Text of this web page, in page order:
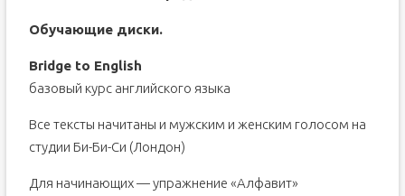
Обучающие диски.
Bridge to English
базовый курс английского языка
Все тексты начитаны и мужским и женским голосом на
студии Би-Би-Си (Лондон)
Для начинающих — упражнение «Алфавит»